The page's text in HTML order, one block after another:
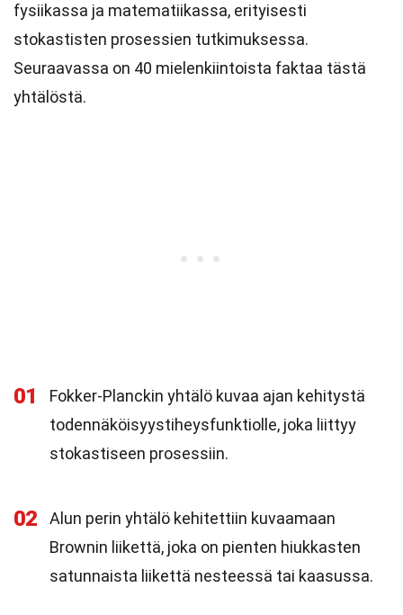
fysiikassa ja matematiikassa, erityisesti
stokastisten prosessien tutkimuksessa.
Seuraavassa on 40 mielenkiintoista faktaa tästä
yhtälöstä.
01
Fokker-Planckin yhtälö kuvaa ajan kehitystä
todennäköisyystiheysfunktiolle, joka liittyy
stokastiseen prosessiin.
02
Alun perin yhtälö kehitettiin kuvaamaan
Brownin liikettä, joka on pienten hiukkasten
satunnaista liikettä nesteessä tai kaasussa.